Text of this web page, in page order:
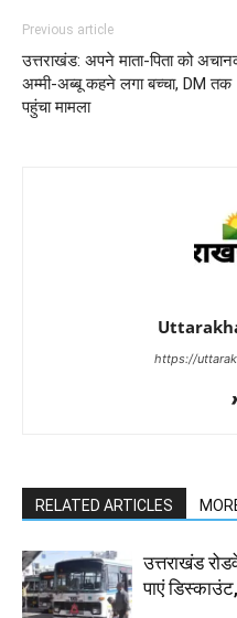
Previous article
उत्तराखंड: अपने माता-पिता को
अम्मी-अब्बू कहने लगा बच्चा, DM तक
पहुंचा मामला
https://
RELATED ARTICLES
उत्तराखंड
पाएं